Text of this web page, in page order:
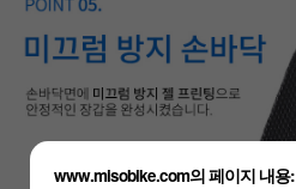
www.misobike.com의 페이지 내용: